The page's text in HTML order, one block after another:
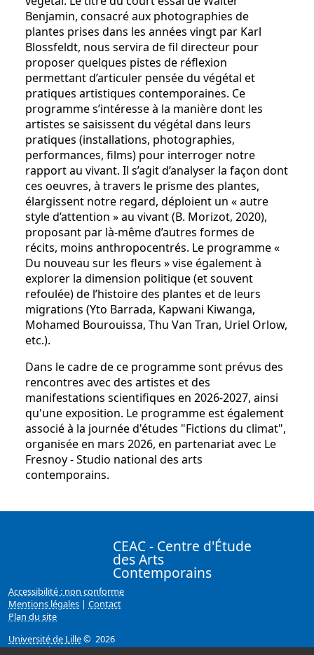
Benjamin, consacré aux photographies de
plantes prises dans les années vingt par Karl
Blossfeldt, nous servira de fil directeur pour
proposer quelques pistes de réflexion
permettant d’articuler pensée du végétal et
pratiques artistiques contemporaines. Ce
programme s’intéresse à la manière dont les
artistes se saisissent du végétal dans leurs
pratiques (installations, photographies,
performances, films) pour interroger notre
rapport au vivant. Il s’agit d’analyser la façon dont
ces oeuvres, à travers le prisme des plantes,
élargissent notre regard, déploient un « autre
style d’attention » au vivant (B. Morizot, 2020),
proposant par là-même d’autres formes de
récits, moins anthropocentrés. Le programme «
Du nouveau sur les fleurs » vise également à
explorer la dimension politique (et souvent
refoulée) de l’histoire des plantes et de leurs
migrations (Yto Barrada, Kapwani Kiwanga,
Mohamed Bourouissa, Thu Van Tran, Uriel Orlow,
etc.).
Dans le cadre de ce programme sont prévus des
rencontres avec des artistes et des
manifestations scientifiques en 2026-2027, ainsi
qu'une exposition. Le programme est également
associé à la journée d'études "Fictions du climat",
organisée en mars 2026, en partenariat avec Le
Fresnoy - Studio national des arts
contemporains.
CEAC - Centre d'Étude
des Arts
Contemporains
Accessibilité : non conforme
Mentions légales | Contact
Plan du site
Université de Lille© 2026
Page mise à jour le 15/12/2025 (11:46)